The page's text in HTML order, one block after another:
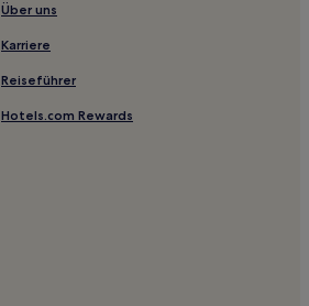
Über uns
Karriere
Reiseführer
Hotels.com Rewards